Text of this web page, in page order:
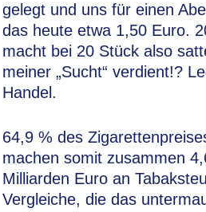
gelegt und uns für einen
das heute etwa 1,50 Euro.
macht bei 20 Stück also
meiner „Sucht“ verdient!?
Handel.
64,9 % des
machen somit zusammen
Milliarden Euro an
Vergleiche, die das